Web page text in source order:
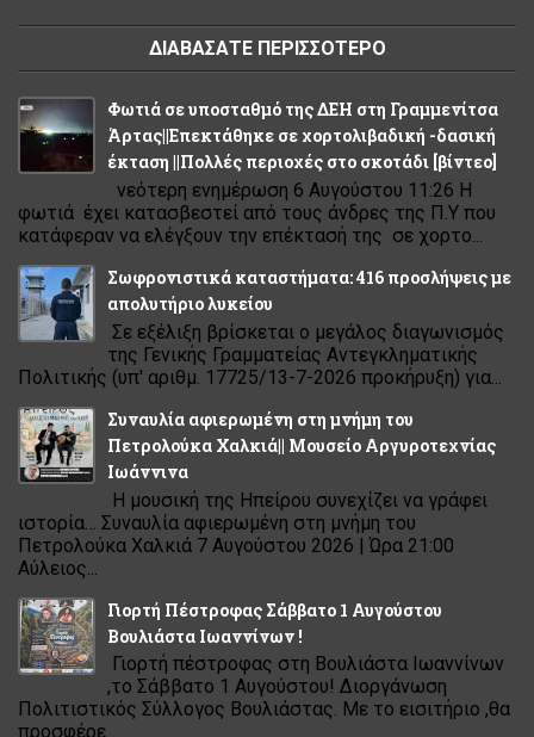
ΔΙΑΒΑΣΑΤΕ ΠΕΡΙΣΣΟΤΕΡΟ
Φωτιά σε υποσταθμό της ΔΕΗ στη Γραμμενίτσα
Άρτας||Επεκτάθηκε σε χορτολιβαδική -δασική
έκταση ||Πολλές περιοχές στο σκοτάδι [βίντεο]
νεότερη ενημέρωση 6 Αυγούστου 11:26 Η
φωτιά έχει κατασβεστεί από τους άνδρες της Π.Υ που
κατάφεραν να ελέγξουν την επέκτασή της σε χορτο...
Σωφρονιστικά καταστήματα: 416 προσλήψεις με
απολυτήριο λυκείου
Σε εξέλιξη βρίσκεται ο μεγάλος διαγωνισμός
της Γενικής Γραμματείας Αντεγκληματικής
Πολιτικής (υπ' αριθμ. 17725/13-7-2026 προκήρυξη) για...
Συναυλία αφιερωμένη στη μνήμη του
Πετρολούκα Χαλκιά|| Μουσείο Αργυροτεχνίας
Ιωάννινα
Η μουσική της Ηπείρου συνεχίζει να γράφει
ιστορία… Συναυλία αφιερωμένη στη μνήμη του
Πετρολούκα Χαλκιά 7 Αυγούστου 2026 | Ώρα 21:00
Αύλειος...
Γιορτή Πέστροφας Σάββατο 1 Αυγούστου
Βουλιάστα Ιωαννίνων !
Γιορτή πέστροφας στη Βουλιάστα Ιωαννίνων
,το Σάββατο 1 Αυγούστου! Διοργάνωση
Πολιτιστικός Σύλλογος Βουλιάστας. Με το εισιτήριο ,θα
προσφέρε...